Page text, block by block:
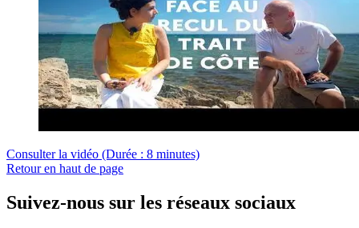
Consulter la vidéo (Durée : 8 minutes)
Retour en haut de page
Suivez-nous sur les réseaux sociaux